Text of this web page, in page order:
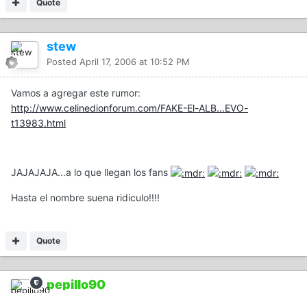
Quote
stew
Posted April 17, 2006 at 10:52 PM
Vamos a agregar este rumor:
http://www.celinedionforum.com/FAKE-El-ALB...EVO-
t13983.html
JAJAJAJA...a lo que llegan los fans
Hasta el nombre suena ridiculo!!!!
Quote
pepillo90